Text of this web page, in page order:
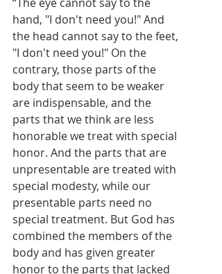
hand, "I don't need you!" And
the head cannot say to the feet,
"I don't need you!" On the
contrary, those parts of the
body that seem to be weaker
are indispensable, and the
parts that we think are less
honorable we treat with special
honor. And the parts that are
unpresentable are treated with
special modesty, while our
presentable parts need no
special treatment. But God has
combined the members of the
body and has given greater
honor to the parts that lacked